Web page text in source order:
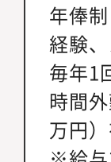
年俸
経験
毎年1
時間
万円